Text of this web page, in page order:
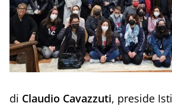
di Claudio Cavazzuti, preside